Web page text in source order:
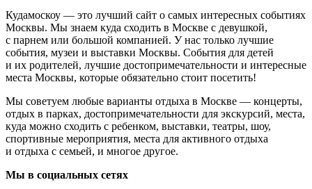
Кудамоскоу — это лучший сайт о самых интересных событиях
Москвы. Мы знаем куда сходить в Москве с девушкой,
с парнем или большой компанией. У нас только лучшие
события, музеи и выставки Москвы. События для детей
и их родителей, лучшие достопримечательности и интересные
места Москвы, которые обязательно стоит посетить!
Мы советуем любые варианты отдыха в Москве — концерты,
отдых в парках, достопримечательности для экскурсий, места,
куда можно сходить с ребенком, выставки, театры, шоу,
спортивные мероприятия, места для активного отдыха
и отдыха с семьей, и многое другое.
Мы в социальных сетях